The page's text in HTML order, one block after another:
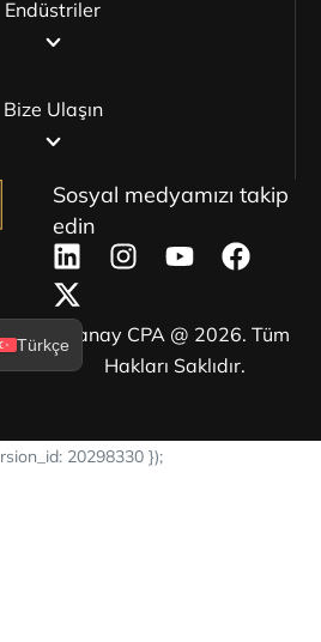
Endüstriler
Bize Ulaşın
Sosyal medyamızı takip
edin
Manay CPA @ 2026. Tüm
Hakları Saklıdır.
Türkçe
20298330 });